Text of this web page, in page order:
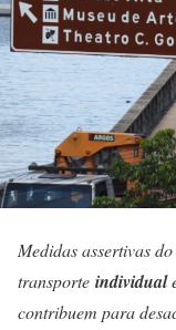
Medidas assertivas
transporte individual
contribuem para